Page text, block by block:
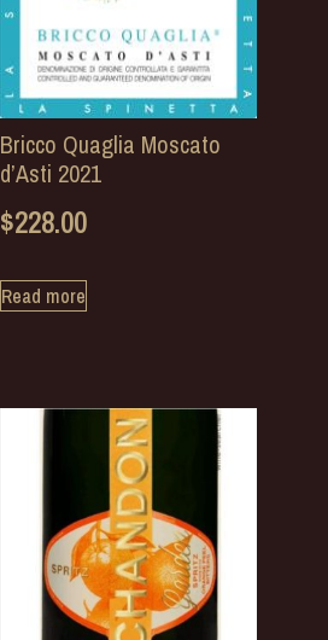
Bricco Quaglia Moscato
d’Asti 2021
$228.00
Read more